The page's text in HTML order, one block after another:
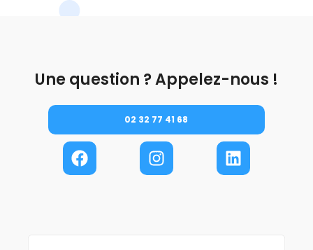
Une question ? Appelez-nous !
02 32 77 41 68